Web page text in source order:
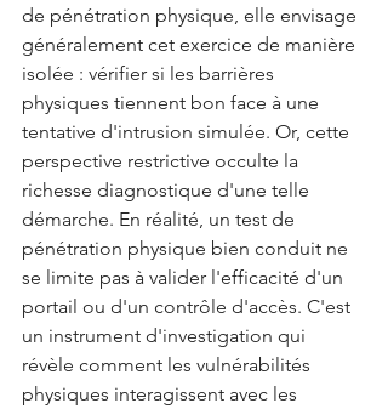
de pénétration physique, elle envisage
généralement cet exercice de manière
isolée : vérifier si les barrières
physiques tiennent bon face à une
tentative d'intrusion simulée. Or, cette
perspective restrictive occulte la
richesse diagnostique d'une telle
démarche. En réalité, un test de
pénétration physique bien conduit ne
se limite pas à valider l'efficacité d'un
portail ou d'un contrôle d'accès. C'est
un instrument d'investigation qui
révèle comment les vulnérabilités
physiques interagissent avec les